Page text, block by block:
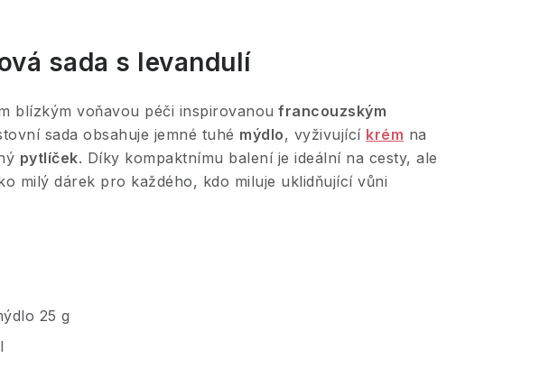
sada s levandulí
blízkým voňavou péči inspirovanou francouzským
sada obsahuje jemné tuhé mýdlo, vyživující krém na
pytlíček. Díky kompaktnímu balení je ideální na cesty, ale
milý dárek pro každého, kdo miluje uklidňující vůni
25 g